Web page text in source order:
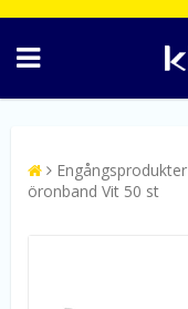
Engångsprodukter
öronband Vit 50 st